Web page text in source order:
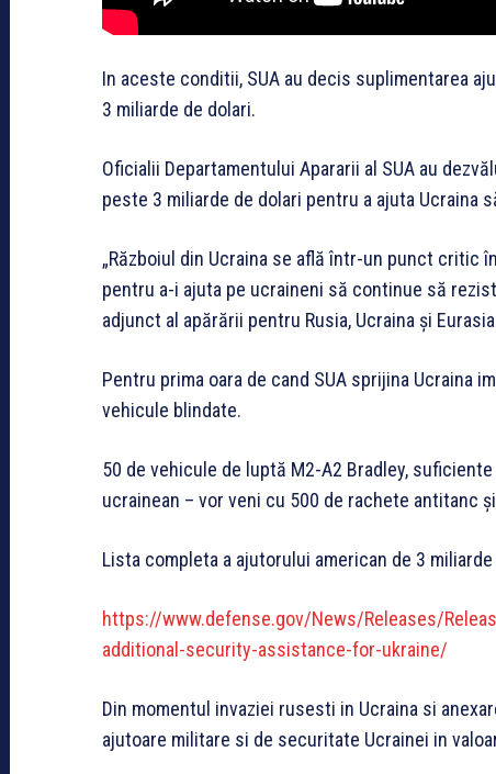
In aceste conditii, SUA au decis suplimentarea
3 miliarde de dolari.
Oficialii Departamentului Apararii al SUA au
peste 3 miliarde de dolari pentru a ajuta Ucraina
„Războiul din Ucraina se află într-un punct
pentru a-i ajuta pe ucraineni să continue să
adjunct al apărării pentru Rusia, Ucraina și
Pentru prima oara de cand SUA sprijina Ucraina
vehicule blindate.
50 de vehicule de luptă M2-A2 Bradley,
ucrainean – vor veni cu 500 de rachete antitanc
Lista completa a ajutorului american de 3
https://www.defense.gov/News/Releases/
additional-security-assistance-for-ukraine/
Din momentul invaziei rusesti in Ucraina si
ajutoare militare si de securitate Ucrainei in